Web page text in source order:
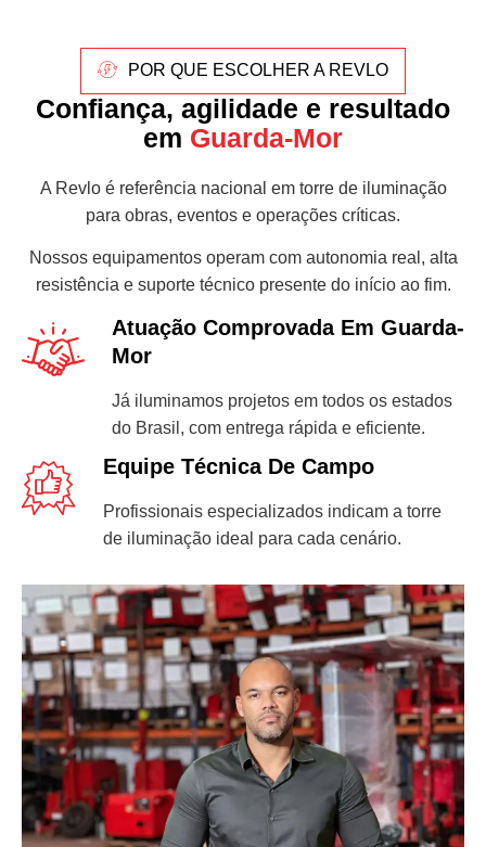
POR QUE ESCOLHER A REVLO
Confiança, agilidade e resultado
em Guarda-Mor
A Revlo é referência nacional em torre de iluminação
para obras, eventos e operações críticas.
Nossos equipamentos operam com autonomia real, alta
resistência e suporte técnico presente do início ao fim.
Atuação Comprovada Em Guarda-
Mor
Já iluminamos projetos em todos os estados
do Brasil, com entrega rápida e eficiente.
Equipe Técnica De Campo
Profissionais especializados indicam a torre
de iluminação ideal para cada cenário.